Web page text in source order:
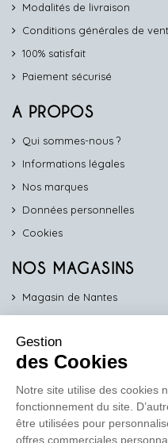
Modalités de livraison
Conditions générales de
100% satisfait
Paiement sécurisé
A PROPOS
Qui sommes-nous ?
Informations légales
Nos marques
Données personnelles
Cookies
NOS MAGASINS
Magasin de Nantes
Magasin de Vannes
Magasin d'Orléans
COMPTOIR PRO
Gestion
des Cookies
Notre site utilise des cookies
fonctionnement du site.
être utilisées pour
offres commerciales